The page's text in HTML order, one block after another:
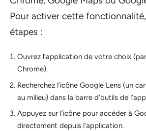
Pour activer cette
étapes :
Ouvrez l’application de votre choix
Chrome).
Recherchez l’icône Google Lens (un
au milieu) dans la barre d’outils de
Appuyez sur l’icône pour accéder à
directement depuis l’application.